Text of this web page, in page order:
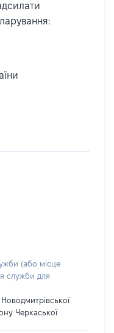
(або місце
служби для
Новодмитрівської
Черкаської